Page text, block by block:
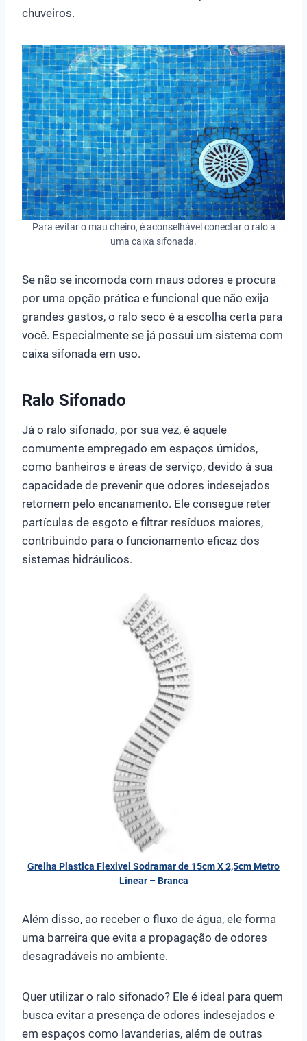
chuveiros.
Para evitar o mau cheiro, é aconselhável conectar o ralo a
uma caixa sifonada.
Se não se incomoda com maus odores e procura
por uma opção prática e funcional que não exija
grandes gastos, o ralo seco é a escolha certa para
você. Especialmente se já possui um sistema com
caixa sifonada em uso.
Ralo Sifonado
Já o ralo sifonado, por sua vez, é aquele
comumente empregado em espaços úmidos,
como banheiros e áreas de serviço, devido à sua
capacidade de prevenir que odores indesejados
retornem pelo encanamento. Ele consegue reter
partículas de esgoto e filtrar resíduos maiores,
contribuindo para o funcionamento eficaz dos
sistemas hidráulicos.
Grelha Plastica Flexivel Sodramar de 15cm X 2,5cm Metro
Linear – Branca
Além disso, ao receber o fluxo de água, ele forma
uma barreira que evita a propagação de odores
desagradáveis no ambiente.
Quer utilizar o ralo sifonado? Ele é ideal para quem
busca evitar a presença de odores indesejados e
em espaços como lavanderias, além de outras